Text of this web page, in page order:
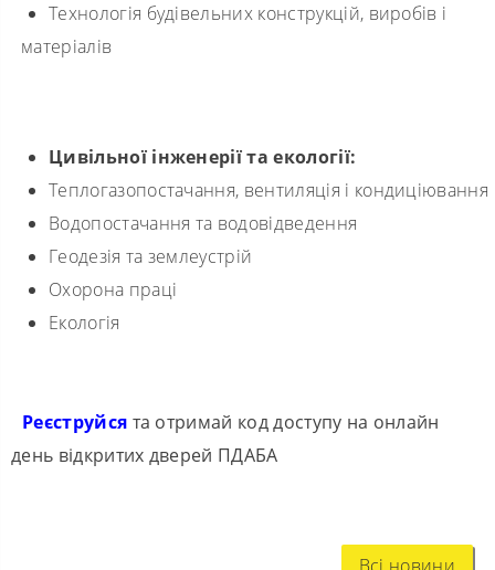
Технологія будівельних конструкцій, виробів і
матеріалів
Цивільної інженерії та екології:
Теплогазопостачання, вентиляція і кондиціювання
Водопостачання та водовідведення
Геодезія та землеустрій
Охорона праці
Екологія
Реєструйся та отримай код доступу на онлайн
день відкритих дверей ПДАБА